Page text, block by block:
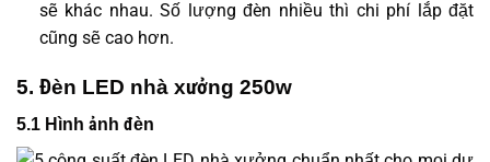
sẽ khác nhau. Số lượng đèn nhiều thì chi phí lắp đặt
cũng sẽ cao hơn.
5. Đèn LED nhà xưởng 250w
5.1 Hình ảnh đèn